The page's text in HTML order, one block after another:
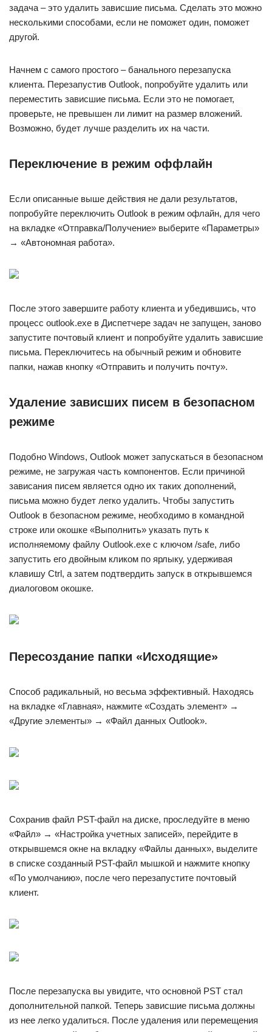
задача – это удалить зависшие письма. Сделать это можно
несколькими способами, если не поможет один, поможет
другой.
Начнем с самого простого – банального перезапуска
клиента. Перезапустив Outlook, попробуйте удалить или
переместить зависшие письма. Если это не помогает,
проверьте, не превышен ли лимит на размер вложений.
Возможно, будет лучше разделить их на части.
Переключение в режим оффлайн
Если описанные выше действия не дали результатов,
попробуйте переключить Outlook в режим офлайн, для чего
на вкладке «Отправка/Получение» выберите «Параметры»
→ «Автономная работа».
После этого завершите работу клиента и убедившись, что
процесс outlook.exe в Диспетчере задач не запущен, заново
запустите почтовый клиент и попробуйте удалить зависшие
письма. Переключитесь на обычный режим и обновите
папки, нажав кнопку «Отправить и получить почту».
Удаление зависших писем в безопасном
режиме
Подобно Windows, Outlook может запускаться в безопасном
режиме, не загружая часть компонентов. Если причиной
зависания писем является одно их таких дополнений,
письма можно будет легко удалить. Чтобы запустить
Outlook в безопасном режиме, необходимо в командной
строке или окошке «Выполнить» указать путь к
исполняемому файлу Outlook.exe с ключом /safe, либо
запустить его двойным кликом по ярлыку, удерживая
клавишу Ctrl, а затем подтвердить запуск в открывшемся
диалоговом окошке.
Пересоздание папки «Исходящие»
Способ радикальный, но весьма эффективный. Находясь
на вкладке «Главная», нажмите «Создать элемент» →
«Другие элементы» → «Файл данных Outlook».
Сохранив файл PST-файл на диске, проследуйте в меню
«Файл» → «Настройка учетных записей», перейдите в
открывшемся окне на вкладку «Файлы данных», выделите
в списке созданный PST-файл мышкой и нажмите кнопку
«По умолчанию», после чего перезапустите почтовый
клиент.
После перезапуска вы увидите, что основной PST стал
дополнительной папкой. Теперь зависшие письма должны
из нее легко удалиться. После удаления или перемещения